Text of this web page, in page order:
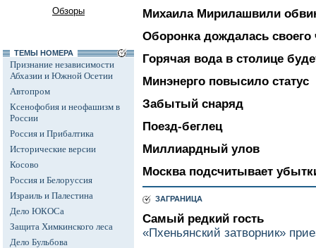
Обзоры
ТЕМЫ НОМЕРА
Признание независимости
Абхазии и Южной Осетии
Автопром
Ксенофобия и неофашизм в
России
Россия и Прибалтика
Исторические версии
Косово
Россия и Белоруссия
Израиль и Палестина
Дело ЮКОСа
Защита Химкинского леса
Дело Бульбова
Михаила Мирилашвили
Оборонка дождалась своего
Горячая вода в столице
Минэнерго повысило статус
Забытый снаряд
Поезд-беглец
Миллиардный улов
Москва подсчитывает
ЗАГРАНИЦА
Самый редкий гость
«Пхеньянский затворник»